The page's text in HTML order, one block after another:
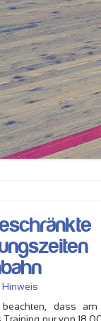
Hinweis
dass am